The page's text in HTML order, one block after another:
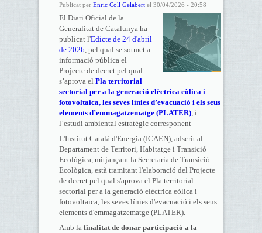
Publicat per Enric Coll Gelabertel 30/04/2026 - 20:58
El Diari Oficial de la
Generalitat de Catalunya ha
publicat l'Edicte de 24 d'abril
de 2026, pel qual se sotmet a
informació pública el
Projecte de decret pel qual
s’aprova el Pla territorial
sectorial per a la generació elèctrica eòlica i
fotovoltaica, les seves línies d’evacuació i els seus
elements d’emmagatzematge (PLATER), i
l’estudi ambiental estratègic corresponent
L'Institut Català d'Energia (ICAEN), adscrit al
Departament de Territori, Habitatge i Transició
Ecològica, mitjançant la Secretaria de Transició
Ecològica, està tramitant l'elaboració del Projecte
de decret pel qual s'aprova el Pla territorial
sectorial per a la generació elèctrica eòlica i
fotovoltaica, les seves línies d'evacuació i els seus
elements d'emmagatzematge (PLATER).
Amb la finalitat de donar participació a la